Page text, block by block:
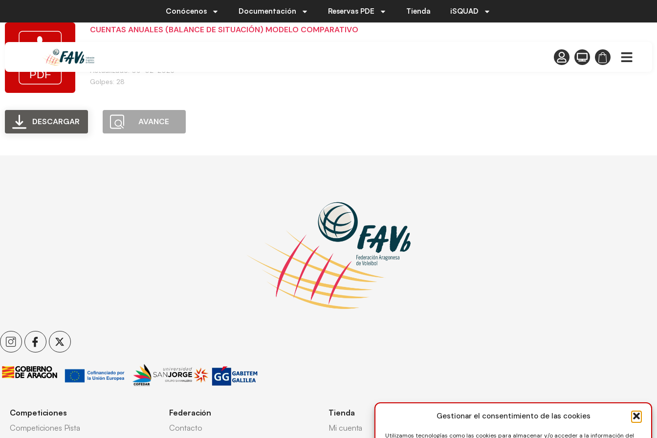
Gestionar el consentimiento de las cookies
Utilizamos tecnologías como las cookies para almacenar y/o acceder a la información del
Conócenos Documentación Reservas PDE Tienda iSQUAD
CUENTAS ANUALES (BALANCE DE SITUACIÓN) MODELO COMPARATIVO
Creado: 09-02-2026
Actualizado: 09-02-2026
Golpes: 28
DESCARGAR AVANCE
Competiciones
Competiciones Pista
Federación
Contacto
Tienda
Mi cuenta
Contacto